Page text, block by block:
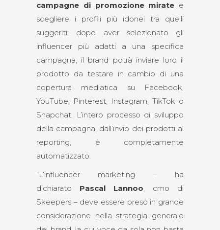
campagne di promozione mirate e
scegliere i profili più idonei tra quelli
suggeriti; dopo aver selezionato gli
influencer più adatti a una specifica
campagna, il brand potrà inviare loro il
prodotto da testare in cambio di una
copertura mediatica su Facebook,
YouTube, Pinterest, Instagram, TikTok o
Snapchat. L’intero processo di sviluppo
della campagna, dall’invio dei prodotti al
reporting, è completamente
automatizzato.
“L’influencer marketing – ha
dichiarato Pascal Lannoo, cmo di
Skeepers – deve essere preso in grande
considerazione nella strategia generale